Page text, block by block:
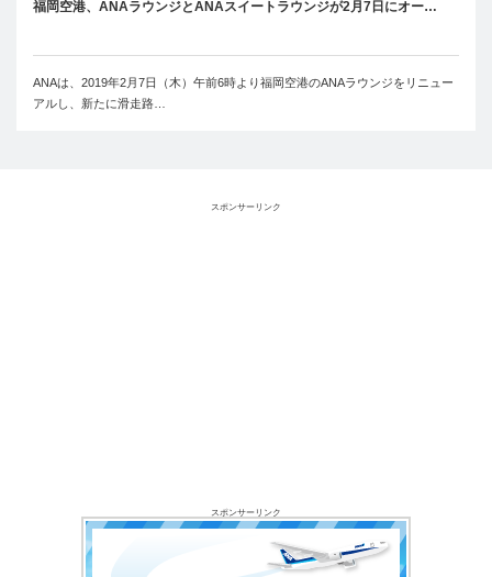
福岡空港、ANAラウンジとANAスイートラウンジが2月7日にオー…
ANAは、2019年2月7日（木）午前6時より福岡空港のANAラウンジをリニュー
アルし、新たに滑走路…
スポンサーリンク
スポンサーリンク